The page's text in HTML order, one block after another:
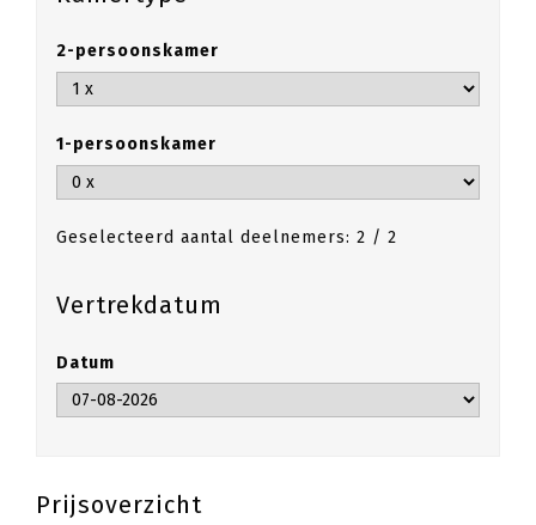
2-persoonskamer
1-persoonskamer
Geselecteerd aantal deelnemers: 2 / 2
Vertrekdatum
Datum
Prijsoverzicht